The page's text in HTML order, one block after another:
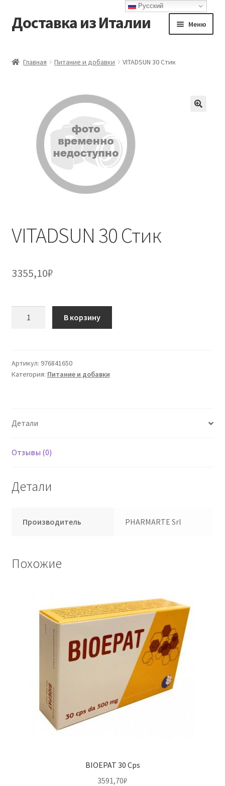
Перейти
к
Перейти
к
Доставка из Италии Меню
Корзина
Мой аккаунт
Оформление заказа
Главная Питание и добавки VITADSUN 30 Стик
VITADSUN 30 Стик
3355,10₽
Стик
В корзину
Артикул: 976841650
Категория: Питание и добавки
Детали
Отзывы (0)
Детали
Производитель PHARMARTE Srl
Похожие
BIOEPAT 30 Cps
3591,70₽
Русский